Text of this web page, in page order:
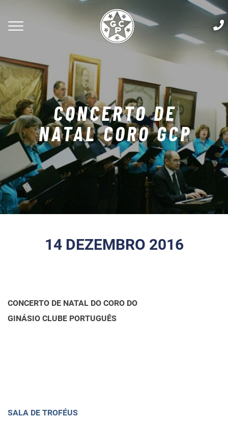
CONCERTO DE
NATAL CORO GCP
14 DEZEMBRO 2016
CONCERTO DE NATAL DO CORO DO
GINÁSIO CLUBE PORTUGUÊS
SALA DE TROFÉUS